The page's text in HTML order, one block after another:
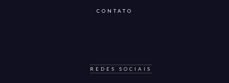
CONTATO
REDES SOCIAIS